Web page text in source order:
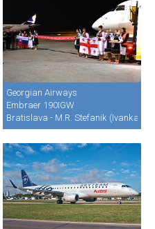
/ LZIB)
Georgian Airways
Embraer 190IGW
Bratislava - M.R. Stefanik (Ivanka)